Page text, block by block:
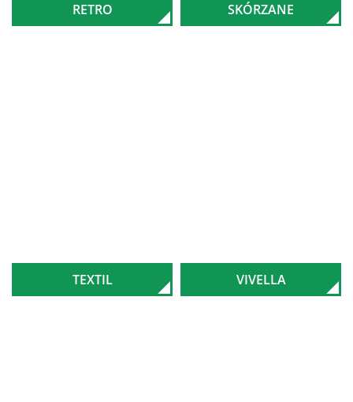
RETRO SKÓRZANE
TEXTIL VIVELLA